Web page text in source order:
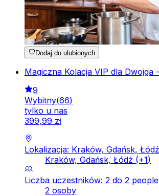
Dodaj do ulubionych
Magiczna Kolacja VIP dla
9
Wybitny(66)
tylko u nas
399,99 zł
Lokalizacja: Kraków, Gdańsk, Łódź
Kraków, Gdańsk, Łódź (+1)
Liczba uczestników: 2 do 2 people
2 osoby